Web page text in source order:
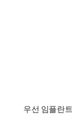
우선 임플란